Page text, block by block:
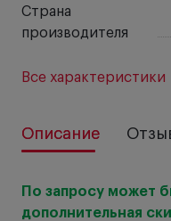
Страна
производителя
Все характеристики
Описание
По запросу может
дополнительная